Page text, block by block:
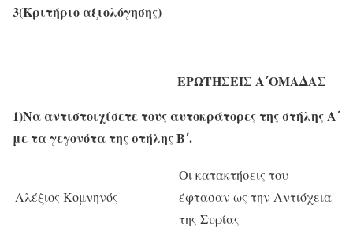
3(Κριτήριο αξιολόγησης)
ΕΡΩΤΗΣΕΙΣ Α΄ΟΜΑΔΑΣ
1)Να αντιστοιχίσετε τους αυτοκράτορες της στήλης Α΄
με τα γεγονότα της στήλης Β΄.
Αλέξιος Κομνηνός
Οι κατακτήσεις του
έφτασαν ως την Αντιόχεια
της Συρίας